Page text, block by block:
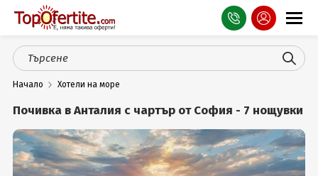
Оферти
СПА
Море
Начало Хотели на море
Почивка в Анталия с чартър от София - 7 нощувки